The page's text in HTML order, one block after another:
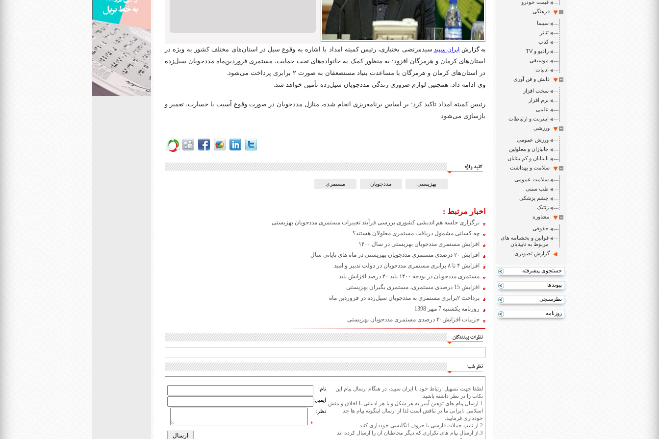
قیمت خودرو
فرهنگی
سینما
تئاتر
کتاب
رادیو و TV
موسیقی
ادبیات
دانش و فن آوری
سخت افزار
نرم افزار
علمی
اینترنت و ارتباطات
ورزشی
ورزش عمومی
جانبازان و معلولین
نابینایان و کم بینایان
سلامت و بهداشت
سلامت عمومی
طب سنتی
چشم پزشکی
ژنتیک
مشاوره
حقوقی
قوانین و بخشنامه های
مربوط به نابینایان
گزارش تصویری
جستجوی پیشرفته
پیوندها
نظرسنجی
روزنامه
به گزارش ایران سپید سیدمرتضی بختیاری، رئیس کمیته امداد با اشاره به وقوع سیل در استان‌های مختلف کشور به ویژه در
استان‌های کرمان و هرمزگان افزود: به منظور کمک به خانواده‌های تحت حمایت، مستمری فروردین‌ماه مددجویان سیل‌زده
در استان‌های کرمان و هرمزگان با مساعدت بنیاد مستضعفان به صورت ۲ برابری پرداخت می‌شود.
وی ادامه داد: همچنین لوازم ضروری زندگی مددجویان سیل‌زده تأمین خواهد شد.
رئیس کمیته امداد تاکید کرد: بر اساس برنامه‌ریزی انجام شده، منازل مددجویان در صورت وقوع آسیب یا خسارت، تعمیر و
بازسازی می‌شود.
کلید واژه
بهزیستی مددجویان مستمری
اخبار مرتبط :
برگزاری جلسه هم اندیشی کشوری بررسی فرآیند تغییرات مستمری مددجویان بهزیستی
چه کسانی مشمول دریافت مستمری معلولان هستند؟
افزایش مستمری مددجویان بهزیستی در سال ۱۴۰۰
افزایش ۲۰ درصدی مستمری مددجویان بهزیستی در ماه های پایانی سال
افزایش ۴ تا ۸ برابری مستمری مددجویان در دولت تدبیر و امید
مستمری مددجویان در بودجه ۱۴۰۰ باید ۴۰ درصد افزایش یابد
افزایش 15 درصدی مستمری، مستمری بگیران بهزیستی
پرداخت ۲برابری مستمری به مددجویان سیل‌زده در فروردین ماه
روزنامه یکشنبه 7 مهر 1398
جزییات افزایش۲۰ درصدی مستمری مددجویان بهزیستی
نظرات بینندگان
نظر شما
لطفا جهت تسهیل ارتباط خود با ایران سپید، در هنگام ارسال پیام این
نکات را در نظر داشته باشید:
1.ارسال پیام های توهین آمیز به هر شکل و با هر ادبیاتی با اخلاق و منش
اسلامی ،ایرانی ما در تناقض است لذا از ارسال اینگونه پیام ها جدا
خودداری فرمایید.
2.از تایپ جملات فارسی با حروف انگلیسی خودداری کنید.
3.از ارسال پیام های تکراری که دیگر مخاطبان آن را ارسال کرده اند
نام:
ایمیل:
نظر:
*